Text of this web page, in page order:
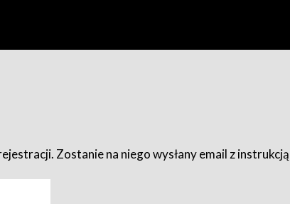
Zostanie na niego wysłany email z